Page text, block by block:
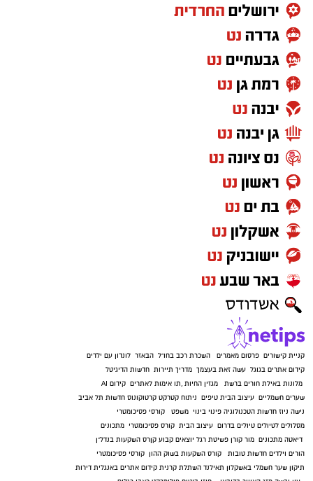
קניית קישורים פרסום מאמרים השכרת רכב בחו"ל הבאזר לונדון עם ילדים
קידום אתרים בגוגל עשה זאת בעצמך מדריך תיירות חדשות הדיגיטל
מלונות באילת חורים ברשת מגזין החיות ,תו אימות לאתרים קידום AI
שערים חשמליים עיצוב הבית טיפים ניתוח קטרקט קרטוקונוס חדשות תל אביב
נישה ניוז חדשות הטכנולוגיה פינוי בינוי משפט
קורסי פסיכומטרי
מסלולים לטיולים טיולים בדרום עיצוב הבית קורס פסיכומטרי מתכונים
דיאטה מתכונים מור קורן פשיטת רגל יוצאים קבוע קןרס השקעות בנדל"ן
הורים וילדים חדשות טובות קורס השקעות בשוק ההון קורסי פסיכומטרי
תיקון שער חשמלי באשקלון תאילנד השתלת קרנית קידום אתרים באנגלית דירות